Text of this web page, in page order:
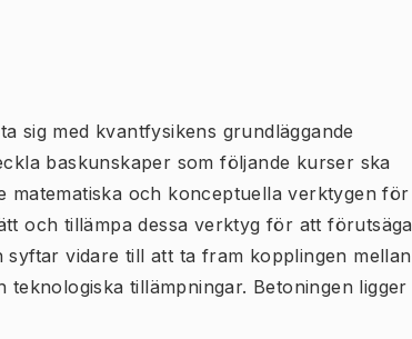
sig med kvantfysikens grundläggande
baskunskaper som följande kurser ska
matematiska och konceptuella verktygen för
och tillämpa dessa verktyg för att förutsäga
vidare till att ta fram kopplingen mellan
tillämpningar. Betoningen ligger